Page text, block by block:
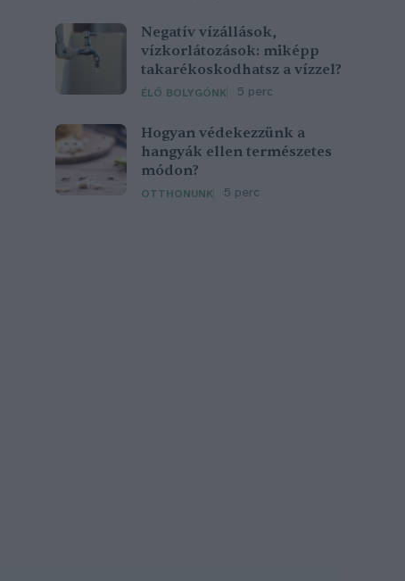
Negatív vízállások,
vízkorlátozások: miképp
takarékoskodhatsz a vízzel?
ÉLŐ BOLYGÓNK 5 perc
Hogyan védekezzünk a
hangyák ellen természetes
módon?
OTTHONUNK 5 perc